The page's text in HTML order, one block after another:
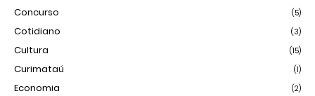
Concurso (5)
Cotidiano (3)
Cultura (15)
Curimataú (1)
Economia (2)